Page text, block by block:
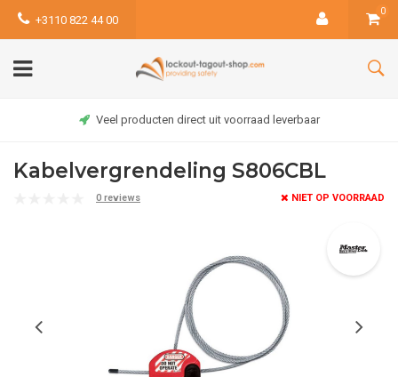
+3110 822 44 00
0
Veel producten direct uit voorraad leverbaar
Kabelvergrendeling S806CBL
0 reviews NIET OP VOORRAAD